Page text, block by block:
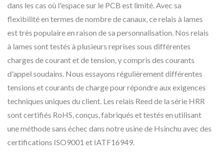
dans les cas où l'espace sur le PCB est limité. Avec sa
flexibilité en termes de nombre de canaux, ce relais à lames
est très populaire en raison de sa personnalisation. Nos relais
à lames sont testés à plusieurs reprises sous différentes
charges de courant et de tension, y compris des courants
d'appel soudains. Nous essayons régulièrement différentes
tensions et courants de charge pour répondre aux exigences
techniques uniques du client. Les relais Reed de la série HRR
sont certifiés RoHS, conçus, fabriqués et testés en utilisant
une méthode sans échec dans notre usine de Hsinchu avec des
certifications ISO9001 et IATF16949.